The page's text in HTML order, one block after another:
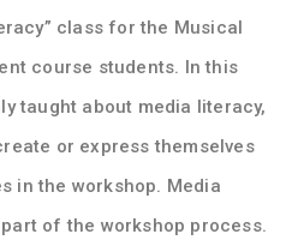
class for the Musical
course students. In this
taught about media literacy,
or express themselves
in the workshop. Media
of the workshop process.